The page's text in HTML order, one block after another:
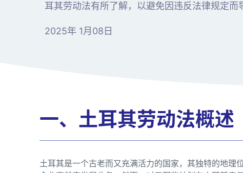
耳其劳动法有所了解，以避免因违反法律规定而
2025年 1月08日
一、土耳其劳动法概述
土耳其是一个古老而又充满活力的国家，其独特的地理